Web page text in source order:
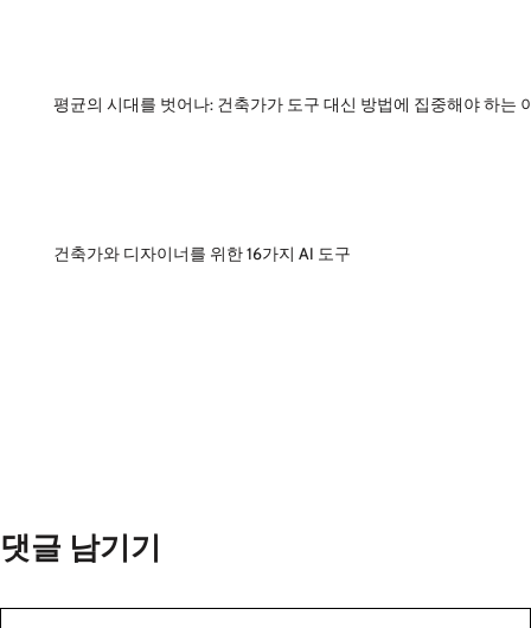
평균의 시대를 벗어나: 건축가가 도구 대신 방법에 집중해야 하는
건축가와 디자이너를 위한 16가지 AI 도구
댓글 남기기